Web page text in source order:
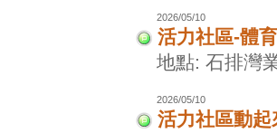
2026/05/10
活力社區-體
地點: 石排灣
2026/05/10
活力社區動